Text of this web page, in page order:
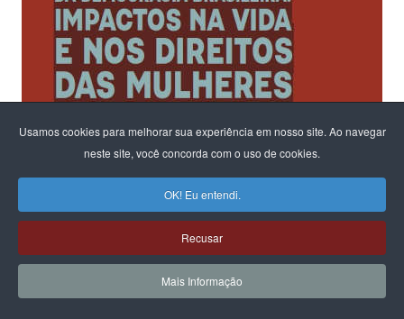
Usamos cookies para melhorar sua experiência em nosso site. Ao navegar
neste site, você concorda com o uso de cookies.
OK! Eu entendi.
Recusar
Mais Informação
Ao fomentar um diálogo sobre os riscos para a democracia e o
Estado Laico
na configuração em andamento no parlamento,